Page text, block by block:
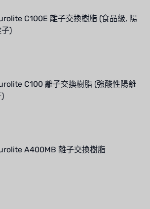
C100E 離子交換樹脂 (食品級, 陽
)
C100 離子交換樹脂 (強酸性陽離
A400MB 離子交換樹脂